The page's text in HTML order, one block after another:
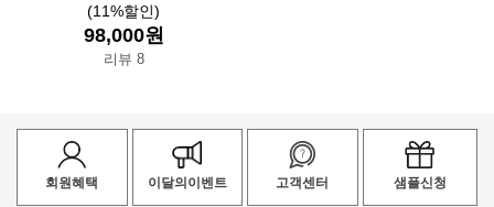
(11%할인)
98,000원
리뷰 8
회원혜택 이달의이벤트 고객센터 샘플신청